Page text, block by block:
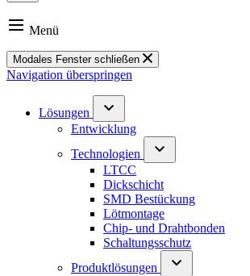
Menü
Modales Fenster schließen
Navigation überspringen
Lösungen
Entwicklung
Technologien
LTCC
Dickschicht
SMD Bestückung
Lötmontage
Chip- und Drahtbonden
Schaltungsschutz
Produktlösungen